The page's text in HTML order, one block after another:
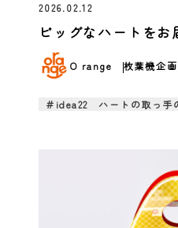
2026.02.12
ビッグなハートを
O range 枚葉機企
＃idea22 ハートの取っ手